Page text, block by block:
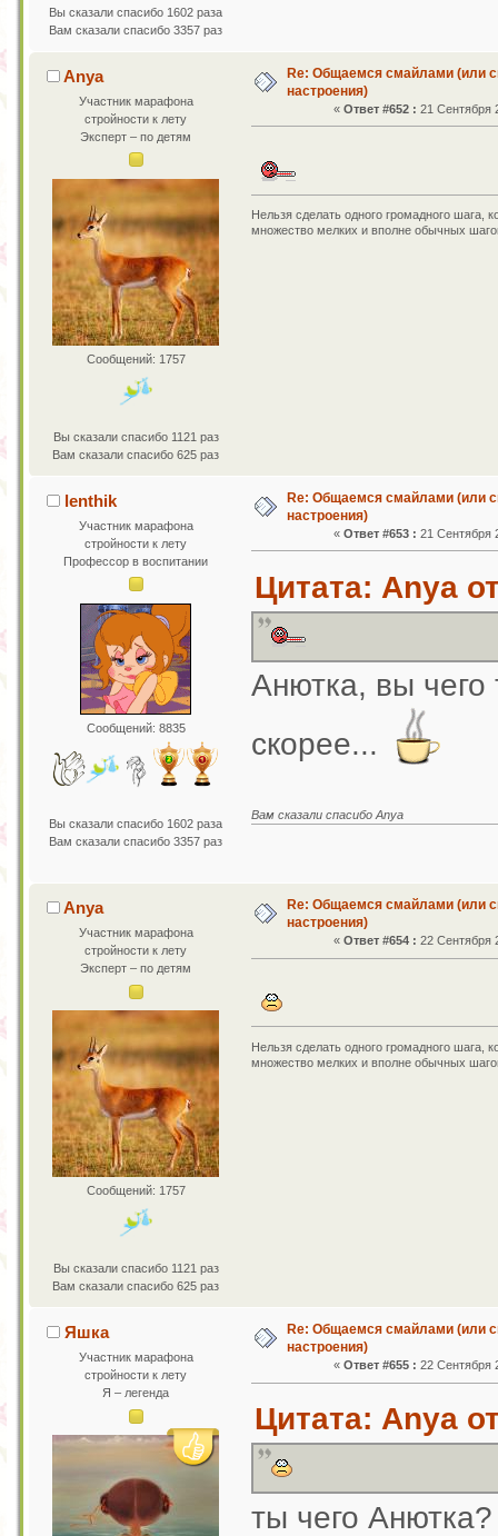
Вы сказали спасибо 1602 раза
Вам сказали спасибо 3357 раз
Anya
Участник марафона
стройности к лету
Эксперт – по детям
Сообщений: 1757
Вы сказали спасибо 1121 раз
Вам сказали спасибо 625 раз
Re: Общаемся смайлами (или
настроения)
«Ответ #652 : 21 Сентября
Нельзя сделать одного громадного шага,
множество мелких и вполне обычных
lenthik
Участник марафона
стройности к лету
Профессор в воспитании
Сообщений: 8835
Вы сказали спасибо 1602 раза
Вам сказали спасибо 3357 раз
Re: Общаемся смайлами (или
настроения)
«Ответ #653 : 21 Сентября
Цитата: Anya
Анютка, вы чего
скорее...
Вам сказали спасибо Anya
Anya
Участник марафона
стройности к лету
Эксперт – по детям
Сообщений: 1757
Вы сказали спасибо 1121 раз
Вам сказали спасибо 625 раз
Re: Общаемся смайлами (или
настроения)
«Ответ #654 : 22 Сентября
Нельзя сделать одного громадного шага,
множество мелких и вполне обычных
Яшка
Участник марафона
стройности к лету
Я – легенда
Re: Общаемся смайлами (или
настроения)
«Ответ #655 : 22 Сентября
Цитата: Anya
ты чего